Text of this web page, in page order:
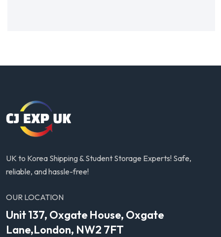
UK to Korea Shipping & Student Storage Experts! Safe,
reliable, and hassle-free!
OUR LOCATION
Unit 137, Oxgate House, Oxgate
Lane,London, NW2 7FT